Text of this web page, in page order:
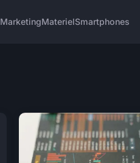
MarketingMaterielSmartphones